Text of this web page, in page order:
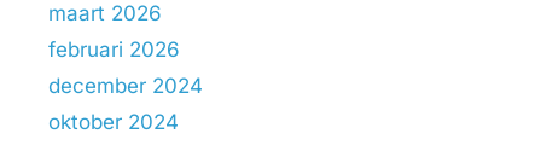
maart 2026
februari 2026
december 2024
oktober 2024